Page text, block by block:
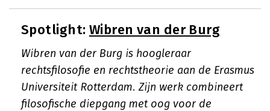
Spotlight: Wibren van der Burg
Wibren van der Burg is hoogleraar
rechtsfilosofie en rechtstheorie aan de Erasmus
Universiteit Rotterdam. Zijn werk combineert
filosofische diepgang met oog voor de